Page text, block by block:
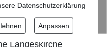
Landeskirche
Datenschutzerklärung
Anpassen